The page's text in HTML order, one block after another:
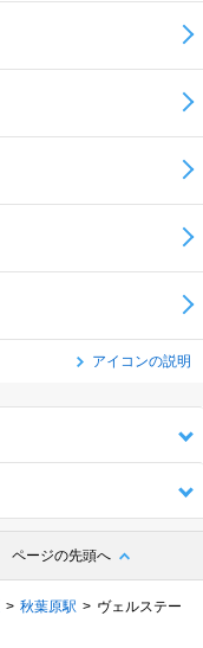
アイコンの説明
ページの先頭へ
秋葉原駅
ヴェルステー